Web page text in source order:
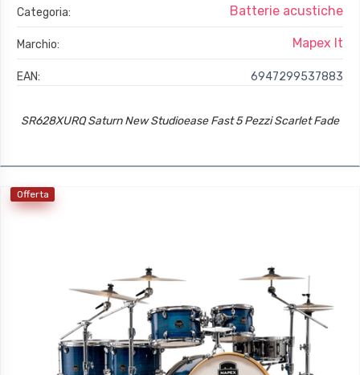
Categoria:
Batterie acustiche
Marchio: Mapex It
EAN: 6947299537883
SR628XURQ Saturn New Studioease Fast 5 Pezzi Scarlet Fade
Offerta